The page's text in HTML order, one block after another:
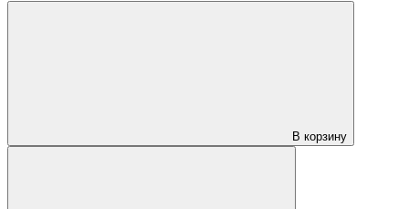
В корзину